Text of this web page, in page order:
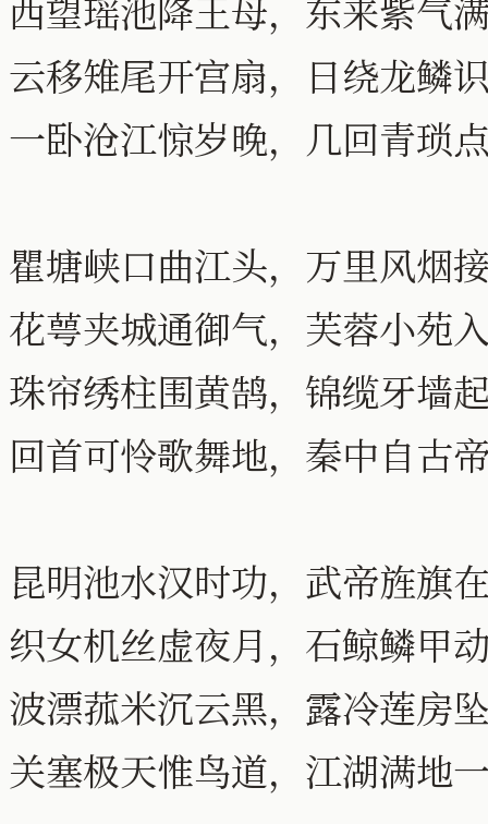
西望瑶池降王母，东来紫气
云移雉尾开宫扇，日绕龙鳞
一卧沧江惊岁晚，几回青琐
瞿塘峡口曲江头，万里风烟
花萼夹城通御气，芙蓉小苑
珠帘绣柱围黄鹄，锦缆牙墙
回首可怜歌舞地，秦中自古
昆明池水汉时功，武帝旌旗
织女机丝虚夜月，石鲸鳞甲
波漂菰米沉云黑，露冷莲房
关塞极天惟鸟道，江湖满地